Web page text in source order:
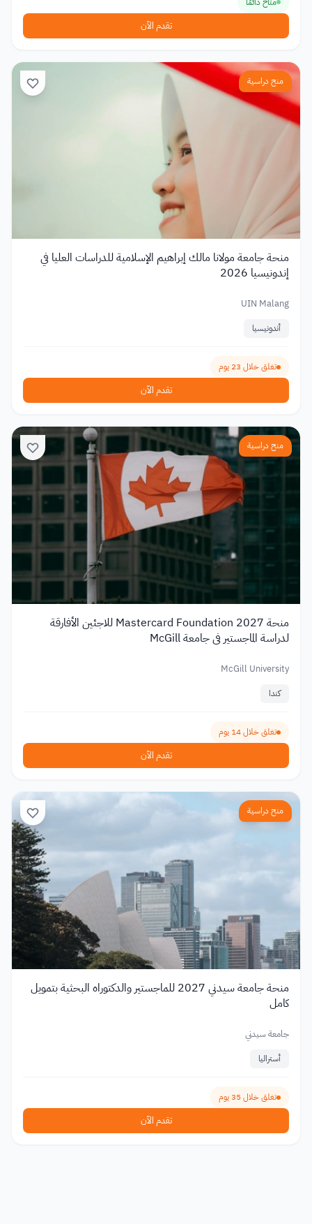
تقدم الآن
منح دراسية
منحة جامعة مولانا مالك إبراهيم الإسلامية للدراسات العليا في
إندونيسيا 2026
UIN Malang
أندونيسيا
تغلق خلال 23 يوم
تقدم الآن
منح دراسية
منحة Mastercard Foundation 2027 للاجئين الأفارقة
لدراسة الماجستير في جامعة McGill
McGill University
كندا
تغلق خلال 14 يوم
تقدم الآن
منح دراسية
منحة جامعة سيدني 2027 للماجستير والدكتوراه البحثية بتمويل
كامل
جامعة سيدني
أستراليا
تغلق خلال 35 يوم
تقدم الآن